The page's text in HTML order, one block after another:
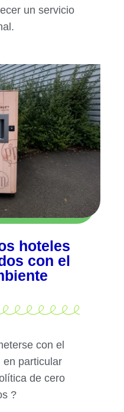
un servicio
hoteles
con el
con el
en particular
de cero
?